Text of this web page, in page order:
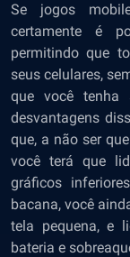
Se jogos
certamente é
permitindo que
seus celulares,
que você tenha
desvantagens
que, a não ser
você terá que
gráficos
bacana, você
tela pequena, e
bateria e